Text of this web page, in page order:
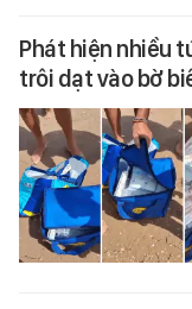
Phát hiện nhiều
trôi dạt vào bờ